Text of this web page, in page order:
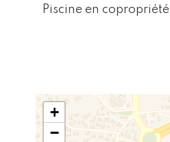
Piscine en copropriété
+
−